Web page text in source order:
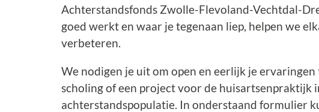
Achterstandsfonds Zwolle-Flevoland-Vechtdal-
goed werkt en waar je tegenaan liep, helpen we
verbeteren.
We nodigen je uit om open en eerlijk je
scholing of een project voor de huisartsenpraktijk
achterstandspopulatie. In onderstaand formulier